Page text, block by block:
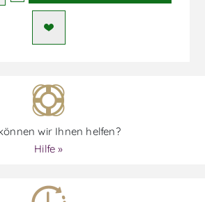
wir Ihnen helfen?
Hilfe »